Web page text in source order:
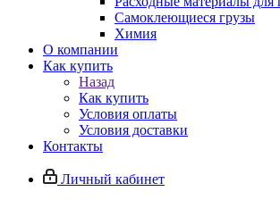
Самоклеющиеся грузы
Химия
О компании
Как купить
Назад
Как купить
Условия оплаты
Условия доставки
Контакты
Личный кабинет